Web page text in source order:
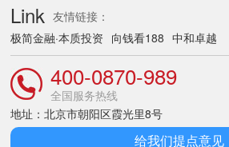
Link 友情链接：
极简金融·本质投资 向钱看188 中和卓越
400-0870-989
全国服务热线
地址：北京市朝阳区霞光里8号
给我们提点意见